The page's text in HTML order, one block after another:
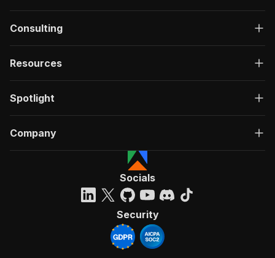
Consulting
Resources
Spotlight
Company
Socials
Security